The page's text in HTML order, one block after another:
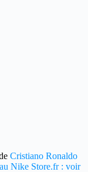
Cristiano Ronaldo
Nike Store.fr : voir